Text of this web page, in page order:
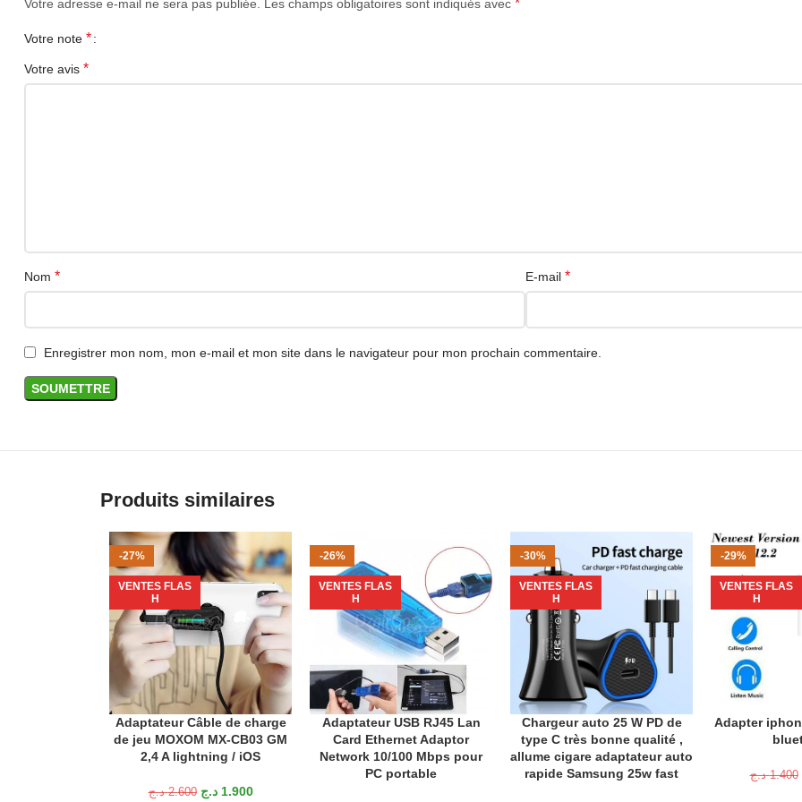
Le port USB-C de votre appareil doit prendre en charge la sortie vidéo, souvent appelée DisplayPort Alt Mode, pour utiliser
Votre adresse e-mail ne sera pas publiée. Les champs obligatoires sont indiqués avec
Votre note *
Votre avis *
Nom * E-mail *
Enregistrer mon nom, mon e-mail et mon site dans le navigateur pour mon prochain commentaire.
Produits similaires
-27%
VENTES FLAS
H
AJOUTER AU PANIER
Adaptateur Câble de charge
de jeu MOXOM MX-CB03 GM
2,4 A lightning / iOS
2.600 د.ج 1.900 د.ج
-26%
VENTES FLAS
H
AJOUTER AU PANIER
Adaptateur USB RJ45 Lan
Card Ethernet Adaptor
Network 10/100 Mbps pour
PC portable
-30%
VENTES FLAS
H
AJOUTER AU PANIER
Chargeur auto 25 W PD de
type C très bonne qualité ,
allume cigare adaptateur auto
rapide Samsung 25w fast
-29%
VENTES FLAS
H
AJOUTER AU
Adapter
1.400 د.ج